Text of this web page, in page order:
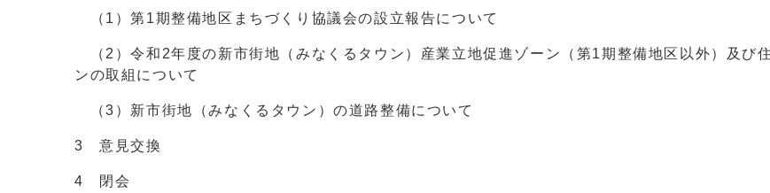
（1）第1期整備地区まちづくり協議会の設立報告について
（2）令和2年度の新市街地（みなくるタウン）産業立地促進ゾーン（第1期整備地区以外）及び
ンの取組について
（3）新市街地（みなくるタウン）の道路整備について
3 意見交換
4 閉会